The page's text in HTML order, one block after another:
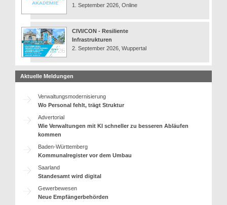
1. September 2026, Online
CIVI/CON - Resiliente
Infrastrukturen
2. September 2026, Wuppertal
Aktuelle Meldungen
Verwaltungsmodernisierung
Wo Personal fehlt, trägt Struktur
Advertorial
Wie Verwaltungen mit KI schneller zu besseren Abläufen
kommen
Baden-Württemberg
Kommunalregister vor dem Umbau
Saarland
Standesamt wird digital
Gewerbewesen
Neue Empfängerbehörden